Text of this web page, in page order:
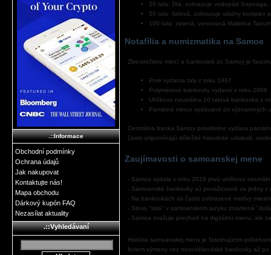
.::Informace
Obchodní podmínky
Ochrana údajů
Jak nakupovat
Kontaktujte nás!
Mapa obchodu
Dárkový kupón FAQ
Nezasílat aktuality
.::Vyhledávaní
20 tala: žltá, zobrazuje vodopád
50 tala: fialová, zobrazuje vládny komplex
100 tala: zelená, venovaná Malietoa
Notafília a numizmatika na Samoe
Zberateľstvo mincí a bankoviek zo Samoy je
Prvé vydania taly z roku 1967
Polymérové bankovky vydané v roku 2008
Uhlíkovo neutrálna 10 talová bankovka z
Pamätné mince vydávané pri významných
Centrálna banka Samoy pravidelne vydáva
často pripomínajú dôležité historické udalosti,
Zaujímavosti o samoanskej mene
- Samoa vydala v roku 2019 prvú uhlíkovo
- Samoanské bankovky sú považované za jedny z
- Na bankovkách sú často zobrazené motívy
- Slovo "tala" v samoanskom jazyku znamená
- Samoa zvažuje prechod na digitálnu menu, ale
História samoanskej meny je fascinujúcim
foriem výmeny cez novozélandské bankovky až